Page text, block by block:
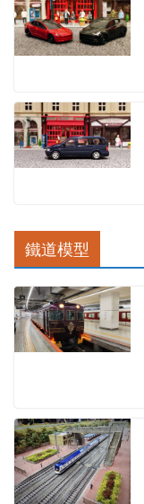
鐵道模型